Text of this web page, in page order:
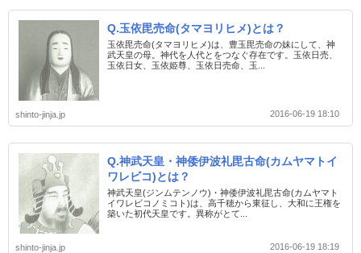
Q.玉依毘売命(タマヨリヒメ)とは？
玉依毘売命(タマヨリヒメ)は、豊玉毘売命の妹にして、神
武天皇の母。神代を人代とをつなぐ存在です。玉依日売、
玉依日女、玉依姫尊、玉依日売命、玉...
shinto-jinja.jp 2016-06-19 18:10
Q.神武天皇・神倭伊波礼毘古命(カムヤマトイ
ワレビコ)とは？
神武天皇(ジンムテンノウ)・神倭伊波礼毘古命(カムヤマト
イワレビコノミコト)は、高千穂から東征し、大和に王権を
築いた初代天皇です。異称がとて...
shinto-jinja.jp 2016-06-19 18:19